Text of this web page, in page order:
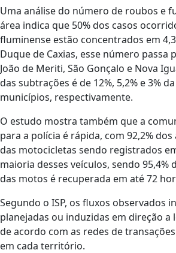
Uma análise do número de roubos e
área indica que 50% dos casos
fluminense estão concentrados em
Duque de Caxias, esse número passa
João de Meriti, São Gonçalo e Nova
das subtrações é de 12%, 5,2% e 3%
municípios, respectivamente.
O estudo mostra também que a
para a polícia é rápida, com 92,2%
das motocicletas sendo registrados
maioria desses veículos, sendo 95,4%
das motos é recuperada em até 72
Segundo o ISP, os fluxos observados
planejadas ou induzidas em direção a
de acordo com as redes de
em cada território.